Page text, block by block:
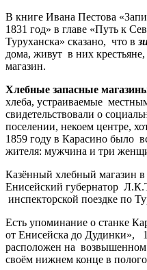
В книге Ивана Пестова
1831 год» в главе «Путь к
Туруханска» сказано, что в
дома, живут в них
магазин.
Хлебные запасные
хлеба, устраиваемые
свидетельствовали о
поселении, некоем центре,
1859 году в Карасино было
жителя: мужчина и три
Казённый хлебный магазин в
Енисейский губернатор
инспекторской поездке по
Есть упоминание о станке
от Енисейска до Дудинки»,
расположен на возвышенном
своём нижнем конце в